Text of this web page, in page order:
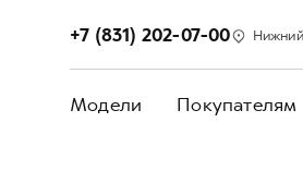
+7 (831) 202-07-00
Модели Покупателям